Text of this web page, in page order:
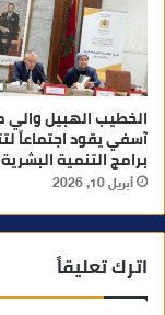
الخطيب الهبيل
آسفي يقود اجتماعاً
برامج التنمية البشرية
أبريل 10, 2026
اترك تعليقاً